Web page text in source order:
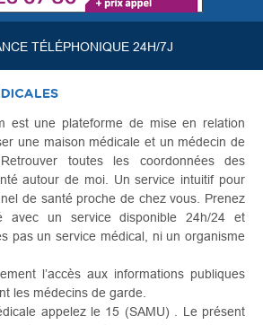
TÉLÉPHONIQUE 24H/7J
est une plateforme de mise en relation
une maison médicale et un médecin de
toutes les coordonnées des
autour de moi. Un service intuitif pour
de santé proche de chez vous. Prenez
avec un service disponible 24h/24 et
pas un service médical, ni un organisme
l’accès aux informations publiques
les médecins de garde.
appelez le 15 (SAMU) . Le présent